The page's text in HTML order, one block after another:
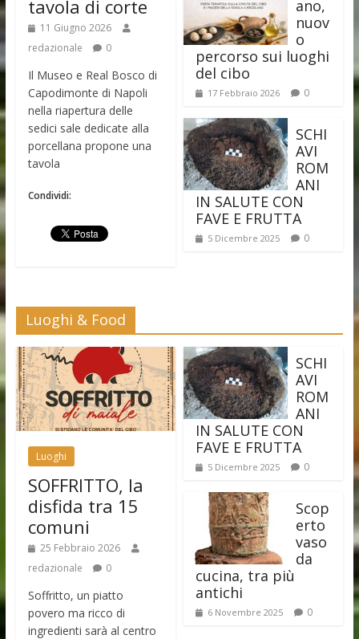
tavola di corte
11 Giugno 2026
redazionale
0
Il Museo e Real Bosco di
Capodimonte di Napoli
nella riapertura delle
sedici sale dedicate alla
porcellana propone una
tavola
Condividi:
ano,
nuov
o
percorso sui luoghi
del cibo
17 Febbraio 2026 0
SCHI
AVI
ROM
ANI
IN SALUTE CON
FAVE E FRUTTA
5 Dicembre 2025 0
Luoghi & Food
Luoghi
SOFFRITTO, la
disfida tra 15
comuni
25 Febbraio 2026
redazionale
0
Soffritto, un piatto
povero ma ricco di
ingredienti sarà al centro
SCHI
AVI
ROM
ANI
IN SALUTE CON
FAVE E FRUTTA
5 Dicembre 2025 0
Scop
erto
vaso
da
cucina, tra più
antichi
6 Novembre 2025 0